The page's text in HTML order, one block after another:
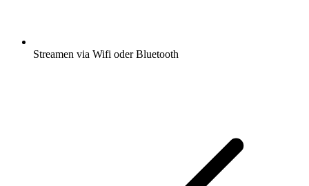
Streamen via Wifi oder Bluetooth